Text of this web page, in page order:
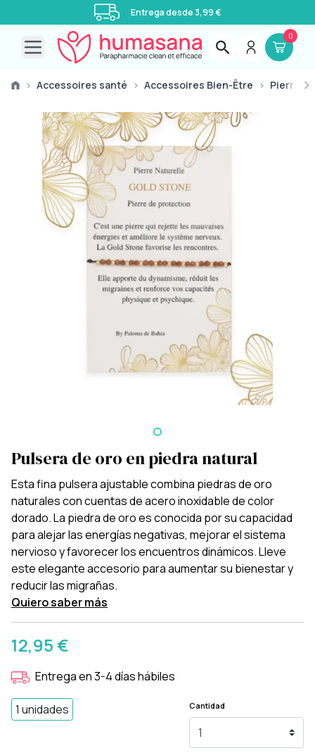
Entrega desde 3,99 €
Open main menu
0
› Accessoires santé › Accessoires Bien-Être › Pierres
Pulsera de oro en piedra natural
Esta fina pulsera ajustable combina piedras de oro
naturales con cuentas de acero inoxidable de color
dorado. La piedra de oro es conocida por su capacidad
para alejar las energías negativas, mejorar el sistema
nervioso y favorecer los encuentros dinámicos. Lleve
este elegante accesorio para aumentar su bienestar y
reducir las migrañas.
Quiero saber más
12,95 €
Entrega en 3-4 días hábiles
1 unidades Cantidad